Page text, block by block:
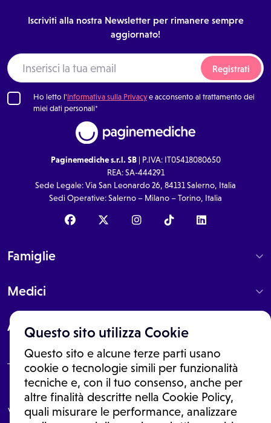
Questo sito utilizza Cookie
Questo sito e alcune terze parti usano
cookie o tecnologie simili per funzionalità
tecniche e, con il tuo consenso, anche per
altre finalità descritte nella Cookie Policy,
quali misurare le performance, analizzare
Iscriviti alla nostra Newsletter per rimanere sempre
aggiornato!
Registrati
Ho letto l'Informativa sulla Privacye acconsento al trattamento dei
miei dati personali*
Paginemediche s.r.l. SB| P.IVA: IT05418080650
REA: SA-444291
Sede Legale: Via San Leonardo 26, 84131 Salerno, Italia
Sedi Operative: Salerno – Milano – Torino, Italia
Famiglie
Medici
About
Le informazioni proposte in questo sito non sono un consulto medico.
In nessun caso, queste informazioni sostituiscono un consulto, una
visita o una diagnosi formulata dal medico. Non si devono considerare
le informazioni disponibili come suggerimenti per la formulazione di